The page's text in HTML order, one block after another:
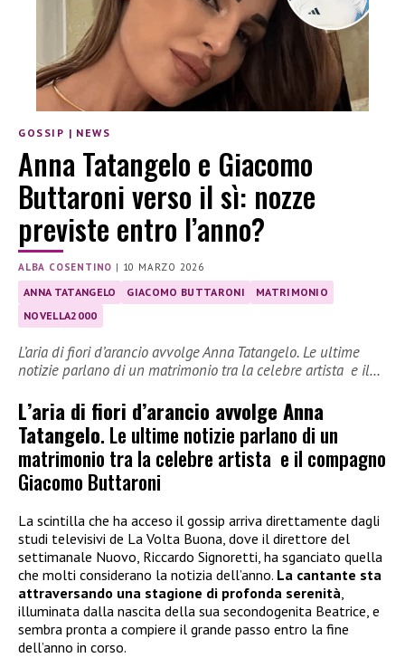
GOSSIP | NEWS
Anna Tatangelo e Giacomo
Buttaroni verso il sì: nozze
previste entro l’anno?
ALBA COSENTINO | 10 MARZO 2026
ANNA TATANGELO GIACOMO BUTTARONI
MATRIMONIO
NOVELLA2000
L’aria di fiori d’arancio avvolge Anna Tatangelo. Le ultime
notizie parlano di un matrimonio tra la celebre artista e il…
L’aria di fiori d’arancio avvolge Anna
Tatangelo. Le ultime notizie parlano di un
matrimonio tra la celebre artista e il compagno
Giacomo Buttaroni
La scintilla che ha acceso il gossip arriva direttamente dagli
studi televisivi de La Volta Buona, dove il direttore del
settimanale Nuovo, Riccardo Signoretti, ha sganciato quella
che molti considerano la notizia dell’anno. La cantante sta
attraversando una stagione di profonda serenità,
illuminata dalla nascita della sua secondogenita Beatrice, e
sembra pronta a compiere il grande passo entro la fine
dell’anno in corso.